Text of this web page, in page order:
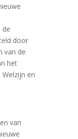
de
door
van de
het
en
van